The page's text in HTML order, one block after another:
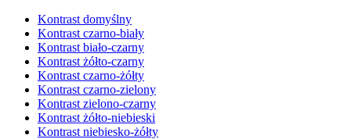
Kontrast domyślny
Kontrast czarno-biały
Kontrast biało-czarny
Kontrast żółto-czarny
Kontrast czarno-żółty
Kontrast czarno-zielony
Kontrast zielono-czarny
Kontrast żółto-niebieski
Kontrast niebiesko-żółty